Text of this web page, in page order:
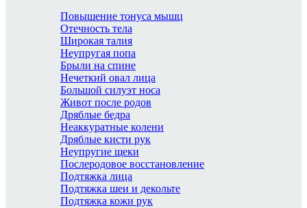
Повышение тонуса мышц
Отечность тела
Широкая талия
Неупругая попа
Брыли на спине
Нечеткий овал лица
Большой силуэт носа
Живот после родов
Дряблые бедра
Неаккуратные колени
Дряблые кисти рук
Неупругие щеки
Послеродовое восстановление
Подтяжка лица
Подтяжка шеи и декольте
Подтяжка кожи рук